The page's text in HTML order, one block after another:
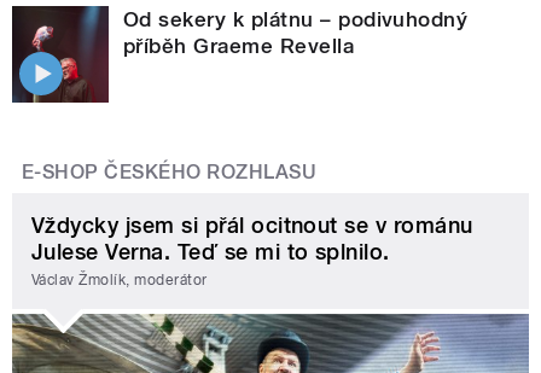
Od sekery k plátnu – podivuhodný
příběh Graeme Revella
E-SHOP ČESKÉHO ROZHLASU
Vždycky jsem si přál ocitnout se v románu
Julese Verna. Teď se mi to splnilo.
Václav Žmolík, moderátor